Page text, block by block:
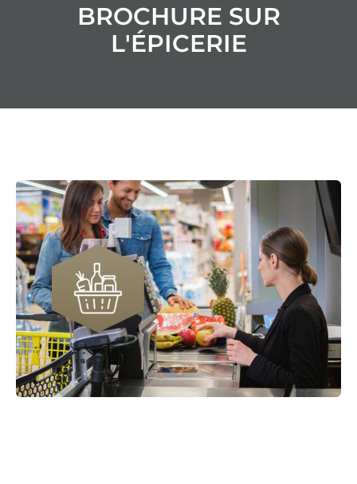
BROCHURE SUR
L'ÉPICERIE